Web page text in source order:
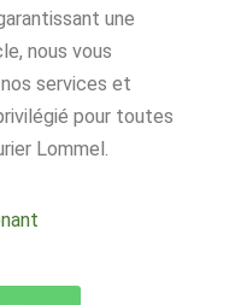
une
nous vous
services et
pour toutes
Lommel.